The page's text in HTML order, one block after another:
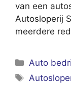
van een
Autosloperij
meerdere
Auto
Tags